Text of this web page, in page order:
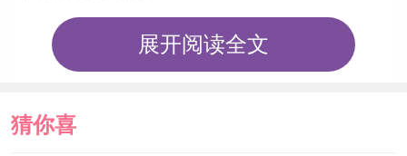
梦见市长，预示着将会幸福快乐。
梦见市长笑，是升官发财的吉兆。
展开阅读全文
猜你喜